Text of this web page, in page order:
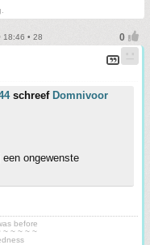
18:46 • 28
schreef Domnivoor
ongewenste
before
~ ~ ~ ~ ~